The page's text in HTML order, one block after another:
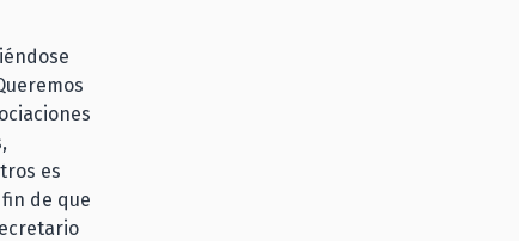
es
de que